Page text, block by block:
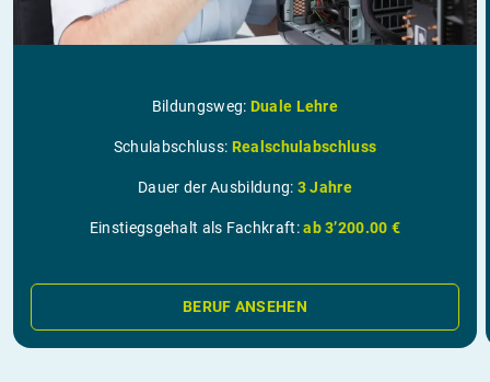
Bildungsweg: Duale Lehre
Schulabschluss: Realschulabschluss
Dauer der Ausbildung: 3 Jahre
Einstiegsgehalt als Fachkraft:ab 3’200.00 €
BERUF ANSEHEN